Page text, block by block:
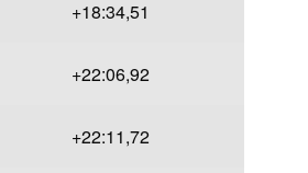
+18:34,51
+22:06,92
+22:11,72